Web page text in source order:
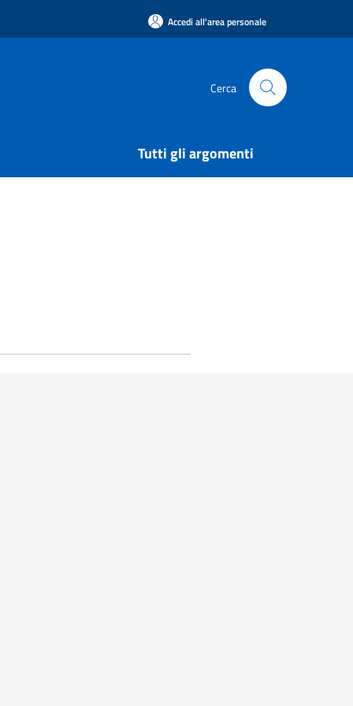
Accedi all'area personale
Cerca
Tutti gli argomenti